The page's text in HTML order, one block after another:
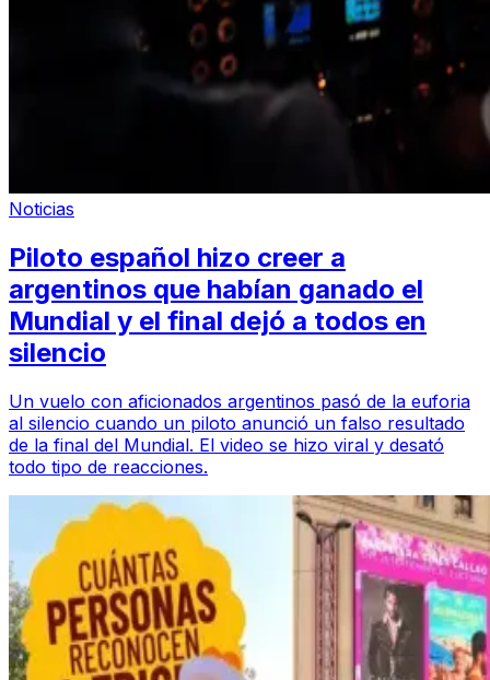
Noticias
Piloto español hizo creer a
argentinos que habían ganado el
Mundial y el final dejó a todos en
silencio
Un vuelo con aficionados argentinos pasó de la euforia
al silencio cuando un piloto anunció un falso resultado
de la final del Mundial. El video se hizo viral y desató
todo tipo de reacciones.